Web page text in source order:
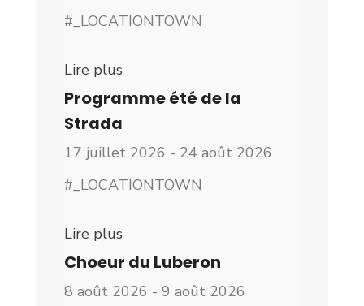
#_LOCATIONTOWN
Lire plus
Programme été de la
Strada
17 juillet 2026 - 24 août 2026
#_LOCATIONTOWN
Lire plus
Choeur du Luberon
8 août 2026 - 9 août 2026